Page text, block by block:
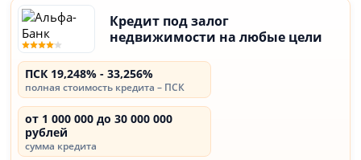
Кредит под залог
недвижимости на любые цели
ПСК 19,248% - 33,256%
полная стоимость кредита – ПСК
от 1 000 000 до 30 000 000
рублей
сумма кредита